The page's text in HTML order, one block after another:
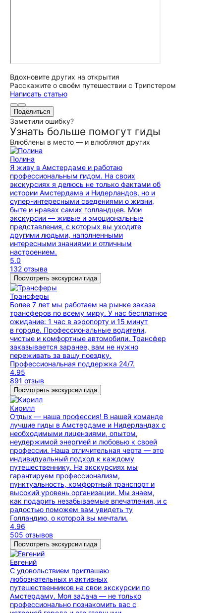
Вдохновите других на открытия
Расскажите о своём путешествии с Трипстером
Написать статью
Поделиться
Заметили ошибку?
Узнать больше помогут гиды
Влюблены в место — и влюбляют других
Полина
Я живу в Амстердаме и работаю
профессиональным гидом. На своих
экскурсиях я делюсь не только фактами об
истории Амстердама и Нидерландов, но и
супер-интересными сведениями о жизни,
быте и нравах самих голландцев. Мои
экскурсии — живые и эмоциональные
представления, с которых вы уходите
другими людьми, наполненными
интересными знаниями и отличным
настроением.
5.0
132 отзыва
Посмотреть экскурсии гида
Трансферы
Более 7 лет мы работаем на рынке заказа
трансферов по всему миру. У нас бесплатное
ожидание: 1 час в аэропорту и 15 минут
в городе. Профессиональные водители,
чистые и комфортные автомобили. Трансфер
заказывается заранее, вам не нужно
переживать за вашу поездку.
Профессиональная поддержка 24/7.
4.95
891 отзыв
Посмотреть экскурсии гида
Кирилл
Отдых — наша профессия! В нашей команде
лучшие гиды в Амстердаме и Нидерландах с
необходимыми лицензиями, опытом,
неудержимой энергией и любовью к своей
профессии. Наша отличительная черта — это
индивидуальный подход к каждому
путешественнику. На экскурсиях мы
гарантируем профессионализм,
пунктуальность, комфортный транспорт и
высокий уровень организации. Мы знаем,
как подарить незабываемые впечатления, и с
радостью поможем вам увидеть ту
Голландию, о которой вы мечтали.
4.96
505 отзывов
Посмотреть экскурсии гида
Евгений
С удовольствием приглашаю
любознательных и активных
путешественников на свои экскурсии по
Амстердаму. Моя задача — не только
профессионально познакомить вас с